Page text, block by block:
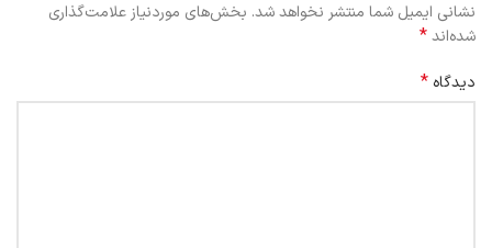
نشانی ایمیل شما منتشر نخواهد شد. بخش‌های موردنیاز علامت‌گذاری
شده‌اند*
دیدگاه *